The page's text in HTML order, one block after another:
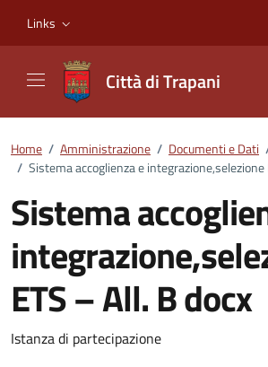
Links
Città di Trapani
Home / Amministrazione / Documenti e Dati
/ Sistema accoglienza e integrazione,selezione
Sistema
ETS – All. B docx
Dettagli del
Istanza di partecipazione